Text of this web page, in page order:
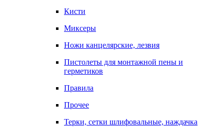
Кисти
Миксеры
Ножи канцелярские, лезвия
Пистолеты для монтажной пены и
герметиков
Правила
Прочее
Терки, сетки шлифовальные, наждачка